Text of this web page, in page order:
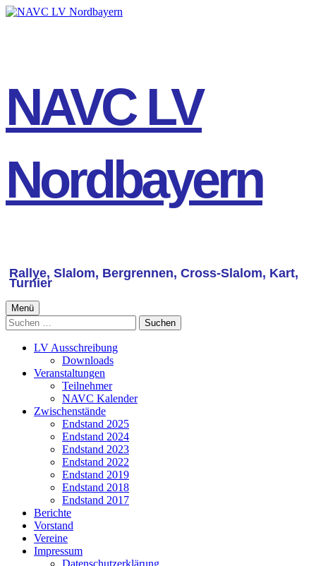
Springe
NAVC LV
Nordbayern
Rallye, Slalom, Bergrennen, Cross-Slalom, Kart,
Turnier
Primäres
Menü
Menü
Suchen
nach:
LV Ausschreibung
Downloads
Veranstaltungen
Teilnehmer
NAVC Kalender
Zwischenstände
Endstand 2025
Endstand 2024
Endstand 2023
Endstand 2022
Endstand 2019
Endstand 2018
Endstand 2017
Berichte
Vorstand
Vereine
Impressum
Datenschutzerklärung